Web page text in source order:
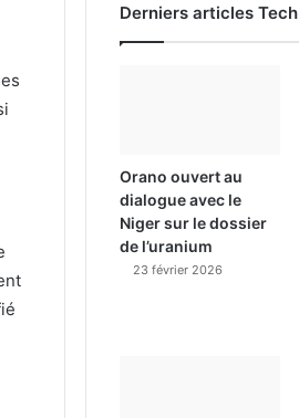
Derniers articles Tech
Orano ouvert au
dialogue avec le
Niger sur le dossier
de l’uranium
23 février 2026